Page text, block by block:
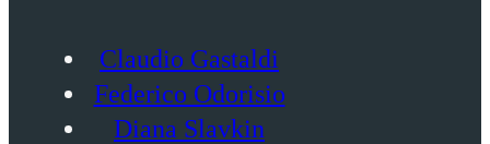
Claudio Gastaldi
Federico Odorisio
Diana Slavkin